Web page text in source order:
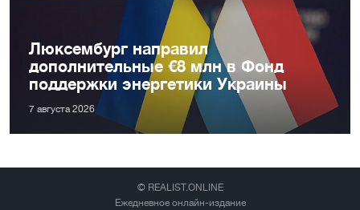
Люксембург направил
дополнительные €8 млн в Фонд
поддержки энергетики Украины
7 августа 2026
© REALIST.ONLINE
Ежедневное онлайн-издание